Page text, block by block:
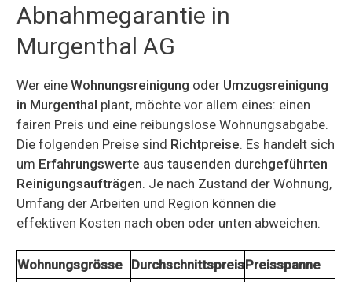
Abnahmegarantie in
Murgenthal AG
Wer eine Wohnungsreinigung oder Umzugsreinigung
in Murgenthal plant, möchte vor allem eines: einen
fairen Preis und eine reibungslose Wohnungsabgabe.
Die folgenden Preise sind Richtpreise. Es handelt sich
um Erfahrungswerte aus tausenden durchgeführten
Reinigungsaufträgen. Je nach Zustand der Wohnung,
Umfang der Arbeiten und Region können die
effektiven Kosten nach oben oder unten abweichen.
Wohnungsgrösse DurchschnittspreisPreisspanne